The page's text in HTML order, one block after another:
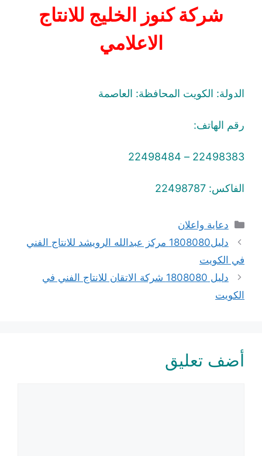
شركة كنوز الخليج للانتاج
الاعلامي
الدولة: الكويت المحافظة: العاصمة
رقم الهاتف:
22498383 – 22498484
الفاكس: 22498787
التصنيفات
دعاية واعلان
دليل1808080 مركز عبدالله الرويشد للانتاج الفني
في الكويت
دليل 1808080 شركة الاتقان للانتاج الفني في
الكويت
أضف تعليق